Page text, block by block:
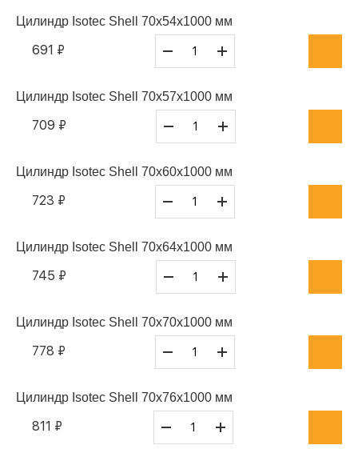
Цилиндр Isotec Shell 70x54x1000 мм
691 ₽
Цилиндр Isotec Shell 70x57x1000 мм
709 ₽
Цилиндр Isotec Shell 70x60x1000 мм
723 ₽
Цилиндр Isotec Shell 70x64x1000 мм
745 ₽
Цилиндр Isotec Shell 70x70x1000 мм
778 ₽
Цилиндр Isotec Shell 70x76x1000 мм
811 ₽